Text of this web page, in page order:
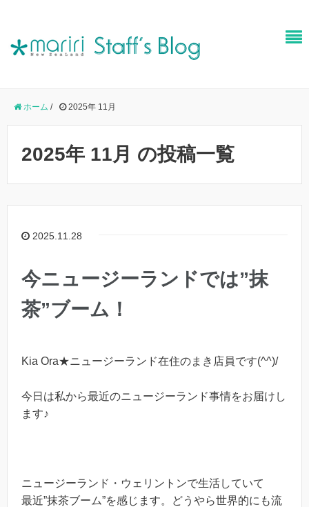
ホーム / 2025年 11月
2025年 11月 の投稿一覧
2025.11.28
今ニュージーランドでは”抹
茶”ブーム！
Kia Ora★ニュージーランド在住のまき店員です(^^)/
今日は私から最近のニュージーランド事情をお届けし
ます♪
ニュージーランド・ウェリントンで生活していて
最近”抹茶ブーム”を感じます。どうやら世界的にも流